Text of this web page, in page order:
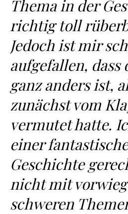
Thema in der
richtig toll
Jedoch ist mir
aufgefallen, dass
ganz anders ist,
zunächst vom
vermutet hatte.
einer
Geschichte
nicht mit
schweren